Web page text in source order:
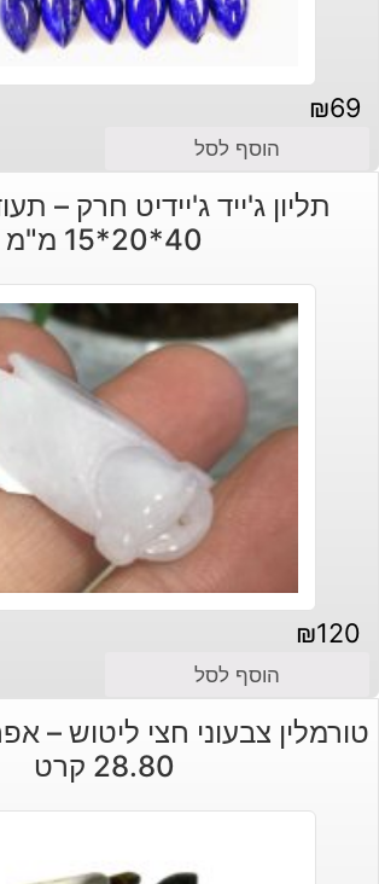
₪69
הוסף לסל
תליון ג'ייד ג'יידיט חרק –
40*20*15 מ"מ
₪120
הוסף לסל
טורמלין צבעוני חצי ליטוש –
28.80 קרט